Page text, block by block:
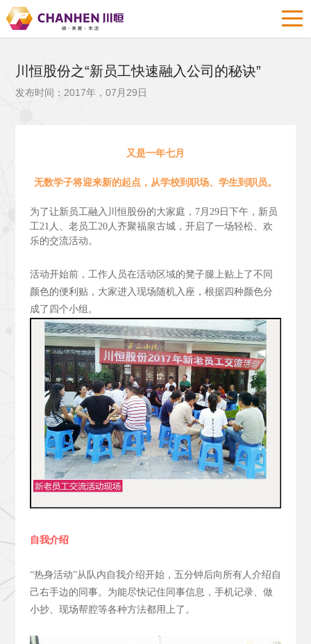
川恒股份之“新员工快速融入公司的秘诀”
发布时间：2017年，07月29日
又是一年七月
无数学子将迎来新的起点，从学校到职场、学生到职员。
为了让新员工融入川恒股份的大家庭，7月29日下午，新员
工21人、老员工20人齐聚福泉古城，开启了一场轻松、欢
乐的交流活动。
活动开始前，工作人员在活动区域的凳子腿上贴上了不同
颜色的便利贴，大家进入现场随机入座，根据四种颜色分
成了四个小组。
自我介绍
“热身活动”从队内自我介绍开始，五分钟后向所有人介绍自
己右手边的同事。为能尽快记住同事信息，手机记录、做
小抄、现场帮腔等各种方法都用上了。